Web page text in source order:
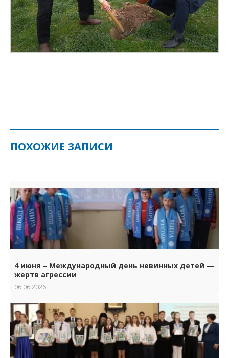
ПОХОЖИЕ ЗАПИСИ
4 июня – Международный день невинных детей —
жертв агрессии
06.06.2026